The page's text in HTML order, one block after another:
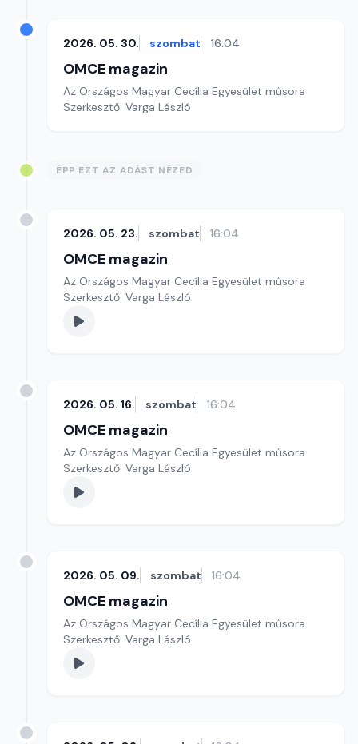
2026. 05. 30. szombat 16:04
OMCE magazin
Az Országos Magyar Cecília Egyesület műsora
Szerkesztő: Varga László
ÉPP EZT AZ ADÁST NÉZED
2026. 05. 23. szombat 16:04
OMCE magazin
Az Országos Magyar Cecília Egyesület műsora
Szerkesztő: Varga László
2026. 05. 16. szombat 16:04
OMCE magazin
Az Országos Magyar Cecília Egyesület műsora
Szerkesztő: Varga László
2026. 05. 09. szombat 16:04
OMCE magazin
Az Országos Magyar Cecília Egyesület műsora
Szerkesztő: Varga László